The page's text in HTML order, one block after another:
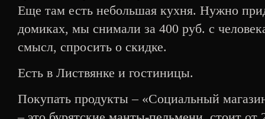
Еще там есть небольшая кухня. Нужно
домиках, мы снимали за 400 руб. с
смысл, спросить о скидке.
Есть в Листвянке и гостиницы.
Покупать продукты – «Социальный